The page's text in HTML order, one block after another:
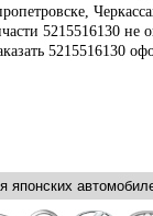
5215516130 не
5215516130